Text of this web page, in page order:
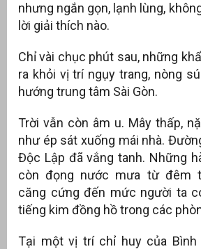
nhưng ngắn gọn, lạnh lùng,
lời giải thích nào.
Chỉ vài chục phút sau, những
ra khỏi vị trí ngụy trang, nòng
hướng trung tâm Sài Gòn.
Trời vẫn còn âm u. Mây thấp,
như ép sát xuống mái nhà.
Độc Lập đã vắng tanh. Những
còn đọng nước mưa từ đêm
căng cứng đến mức người ta
tiếng kim đồng hồ trong các
Tại một vị trí chỉ huy của Bình